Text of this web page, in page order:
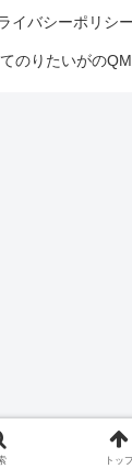
イバシーポリシー
のりたいがの
トッ